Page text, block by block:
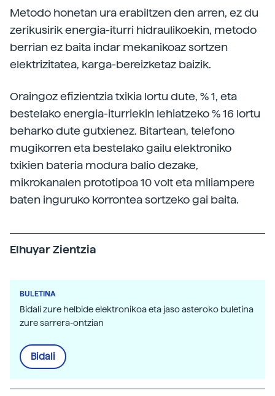
Metodo honetan ura erabiltzen den arren, ez du
zerikusirik energia-iturri hidraulikoekin, metodo
berrian ez baita indar mekanikoaz sortzen
elektrizitatea, karga-bereizketaz baizik.
Oraingoz efizientzia txikia lortu dute, % 1, eta
bestelako energia-iturriekin lehiatzeko % 16 lortu
beharko dute gutxienez. Bitartean, telefono
mugikorren eta bestelako gailu elektroniko
txikien bateria modura balio dezake,
mikrokanalen prototipoa 10 volt eta miliampere
baten inguruko korrontea sortzeko gai baita.
Elhuyar Zientzia
BULETINA
Bidali zure helbide elektronikoa eta jaso asteroko buletina
zure sarrera-ontzian
Bidali